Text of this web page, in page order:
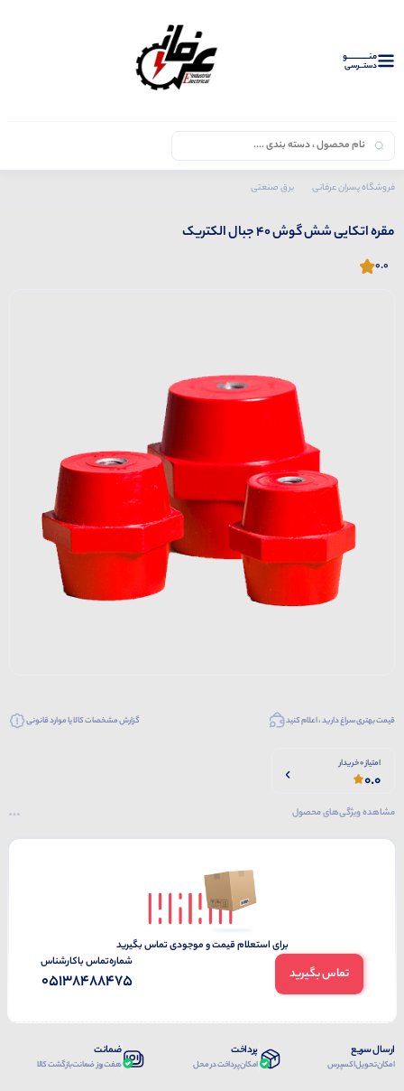
منــــــــــــو
دستــرسی
فروشگاه پسران عرفانی برق صنعتی
مقره اتکایی شش گوش 40 جبال الکتریک
0.0
قیمت بهتری سراغ دارید ، اعلام کنید گزارش مشخصات کالا یا موارد قانونی
امتیاز 0 خریدار
0.0
مشاهده ویژگی‌های محصول
برای استعلام قیمت و موجودی تماس بگیرید
تماس بگیرید
شماره‌تماس‌ با‌کارشناس
05138488475
ارسال سریع
امکان تحویل اکسپرس
پرداخت
امکان پرداخت در محل
ضمانت
هفت روز ضمانت بازگشت کالا